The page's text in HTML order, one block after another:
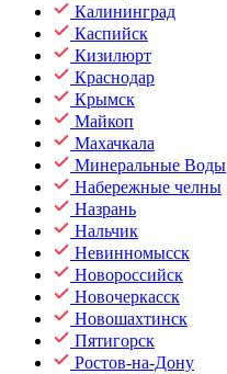
Калининград
Каспийск
Кизилюрт
Краснодар
Крымск
Майкоп
Махачкала
Минеральные Воды
Набережные челны
Назрань
Нальчик
Невинномысск
Новороссийск
Новочеркасск
Новошахтинск
Пятигорск
Ростов-на-Дону